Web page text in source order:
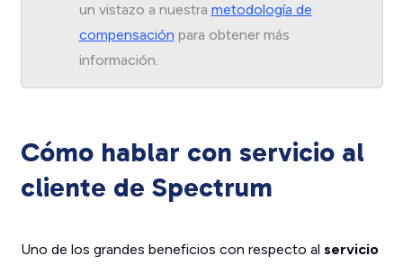
un vistazo a nuestra metodología de
compensación para obtener más
información.
Cómo hablar con servicio al
cliente de Spectrum
Uno de los grandes beneficios con respecto al servicio